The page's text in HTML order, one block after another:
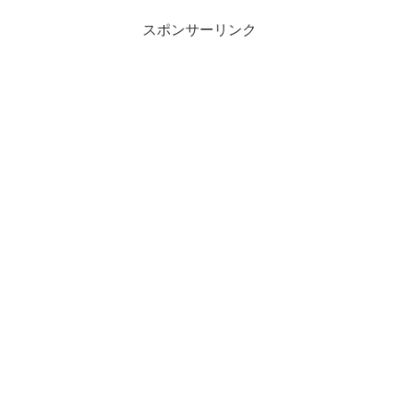
スポンサーリンク